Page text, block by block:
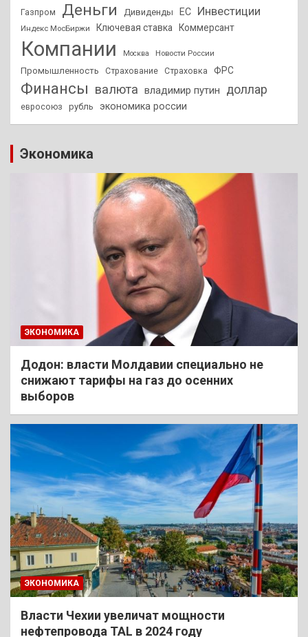
Газпром Деньги Дивиденды ЕС Инвестиции
Индекс МосБиржи Ключевая ставка Коммерсант
Компании Москва Новости России
Промышленность Страхование Страховка ФРС
Финансы валюта владимир путин доллар
евросоюз рубль экономика россии
Экономика
ЭКОНОМИКА
Додон: власти Молдавии специально не
снижают тарифы на газ до осенних
выборов
ЭКОНОМИКА
Власти Чехии увеличат мощности
нефтепровода TAL в 2024 году